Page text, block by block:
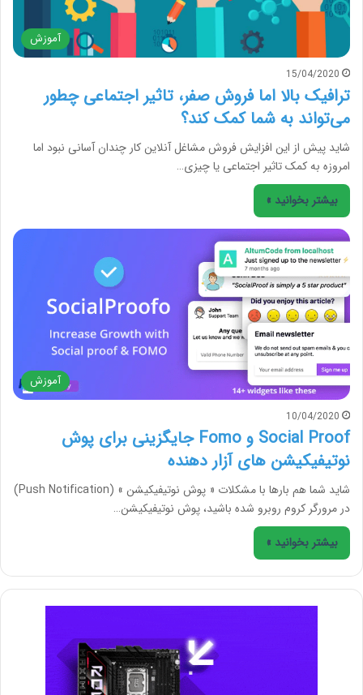
آموزش
15/04/2020
ترافیک بالا اما فروش صفر، تاثیر اجتماعی چطور
می‌تواند به شما کمک کند؟
شاید پیش از این افزایش فروش مشاغل آنلاین کار چندان آسانی نبود اما
امروزه به کمک تاثیر اجتماعی یا چیزی…
بیشتر بخوانید »
آموزش
10/04/2020
Social Proof و Fomo جایگزینی برای پوش
نوتیفیکیشن های‌ آزار دهنده
شاید شما هم بارها با مشکلات « پوش نوتیفیکیشن » (Push Notification)
در مرورگر کروم روبرو شده باشید، پوش‌ نوتیفیکیشن…
بیشتر بخوانید »